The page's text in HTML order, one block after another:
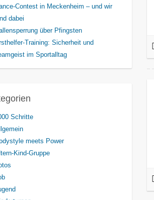
Contest in Meckenheim – und wir
dabei
über Pfingsten
Training: Sicherheit und
im Sportalltag
Schritte
meets Power
Kind-Gruppe